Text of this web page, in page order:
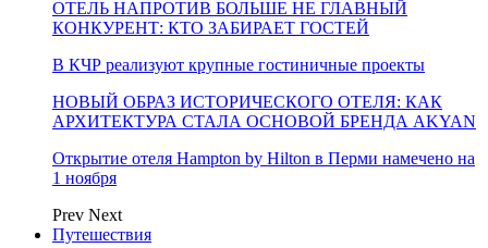
ОТЕЛЬ НАПРОТИВ БОЛЬШЕ НЕ ГЛАВНЫЙ
КОНКУРЕНТ: КТО ЗАБИРАЕТ ГОСТЕЙ
В КЧР реализуют крупные гостиничные проекты
НОВЫЙ ОБРАЗ ИСТОРИЧЕСКОГО ОТЕЛЯ: КАК
АРХИТЕКТУРА СТАЛА ОСНОВОЙ БРЕНДА AKYAN
Открытие отеля Hampton by Hilton в Перми намечено на
1 ноября
Prev Next
Путешествия